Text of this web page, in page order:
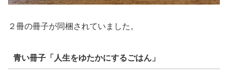
２冊の冊子が同梱されていました。
青い冊子「人生をゆたかにするごはん」